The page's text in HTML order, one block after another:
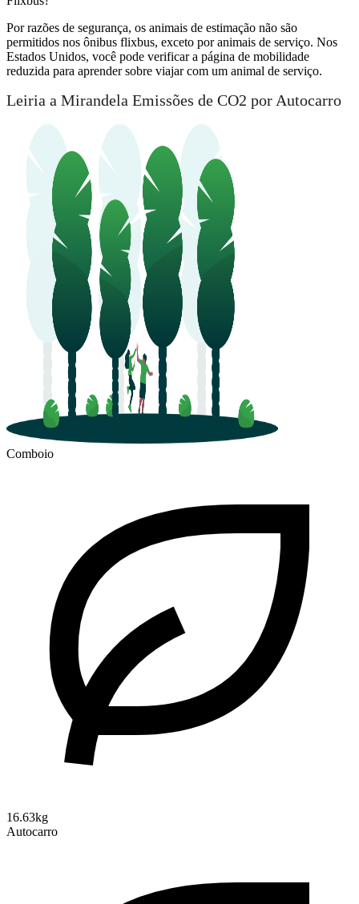
Por razões de segurança, os animais de estimação não são
permitidos nos ônibus flixbus, exceto por animais de serviço. Nos
Estados Unidos, você pode verificar a página de mobilidade
reduzida para aprender sobre viajar com um animal de serviço.
Leiria a Mirandela Emissões de CO2 por Autocarro
Comboio
16.63kg
Autocarro